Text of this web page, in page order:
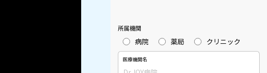
所属機関
病院 薬局 クリニック
医療機関名